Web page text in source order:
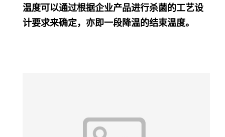
温度可以通过根据企业产品进行杀菌的工艺设
计要求来确定，亦即一段降温的结束温度。